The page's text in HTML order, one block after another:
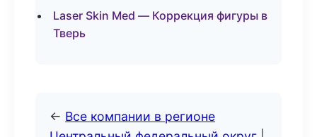
Laser Skin Med — Коррекция фигуры в
Тверь
← Все компании в регионе